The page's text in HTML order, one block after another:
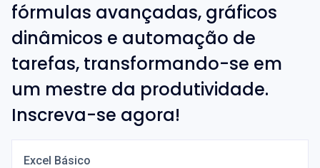
fórmulas avançadas, gráficos
dinâmicos e automação de
tarefas, transformando-se em
um mestre da produtividade.
Inscreva-se agora!
Excel Básico